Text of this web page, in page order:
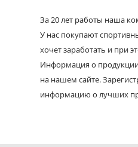
За 20 лет работы наша
У нас покупают
хочет заработать и при
Информация о
на нашем сайте.
информацию о лучших